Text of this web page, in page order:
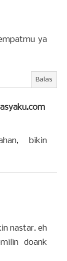
ya
Balas
bikin
nastar. eh
doank